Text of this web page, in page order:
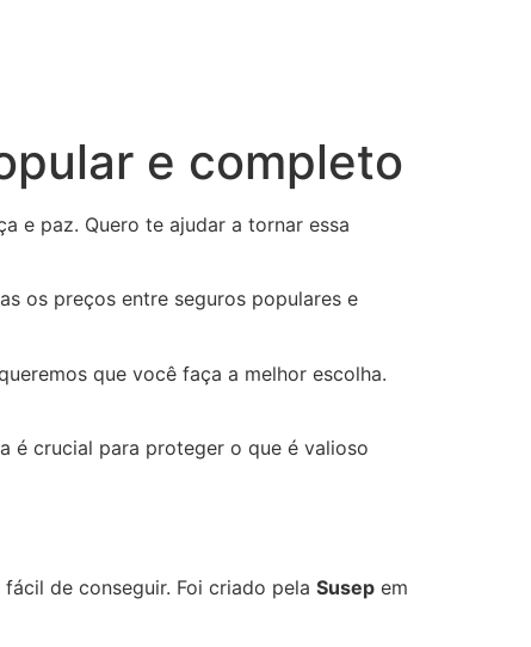
e completo
e paz. Quero te ajudar a tornar essa
os preços entre seguros populares e
que você faça a melhor escolha.
é crucial para proteger o que é valioso
de conseguir. Foi criado pela Susep em